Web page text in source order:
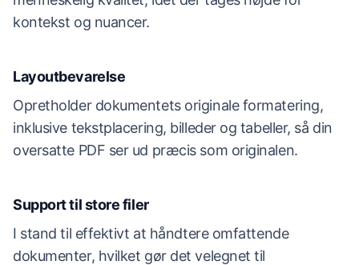
kontekst og nuancer.
Layoutbevarelse
Opretholder dokumentets originale formatering,
inklusive tekstplacering, billeder og tabeller, så din
oversatte PDF ser ud præcis som originalen.
Support til store filer
I stand til effektivt at håndtere omfattende
dokumenter, hvilket gør det velegnet til